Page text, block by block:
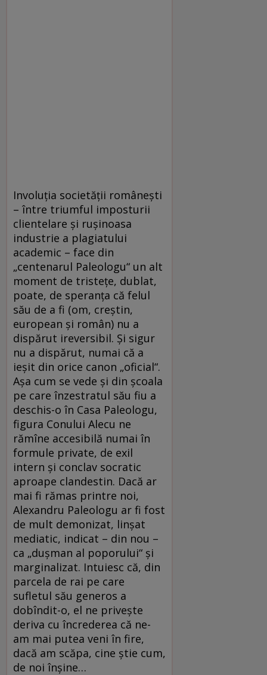
Involuția societății românești
– între triumful imposturii
clientelare și rușinoasa
industrie a plagiatului
academic – face din
„centenarul Paleologu“ un alt
moment de tristețe, dublat,
poate, de speranța că felul
său de a fi (om, creștin,
european și român) nu a
dispărut ireversibil. Și sigur
nu a dispărut, numai că a
ieșit din orice canon „oficial“.
Așa cum se vede și din școala
pe care înzestratul său fiu a
deschis-o în Casa Paleologu,
figura Conului Alecu ne
rămîne accesibilă numai în
formule private, de exil
intern și conclav socratic
aproape clandestin. Dacă ar
mai fi rămas printre noi,
Alexandru Paleologu ar fi fost
de mult demonizat, linșat
mediatic, indicat – din nou –
ca „dușman al poporului“ și
marginalizat. Intuiesc că, din
parcela de rai pe care
sufletul său generos a
dobîndit-o, el ne privește
deriva cu încrederea că ne-
am mai putea veni în fire,
dacă am scăpa, cine știe cum,
de noi înșine…